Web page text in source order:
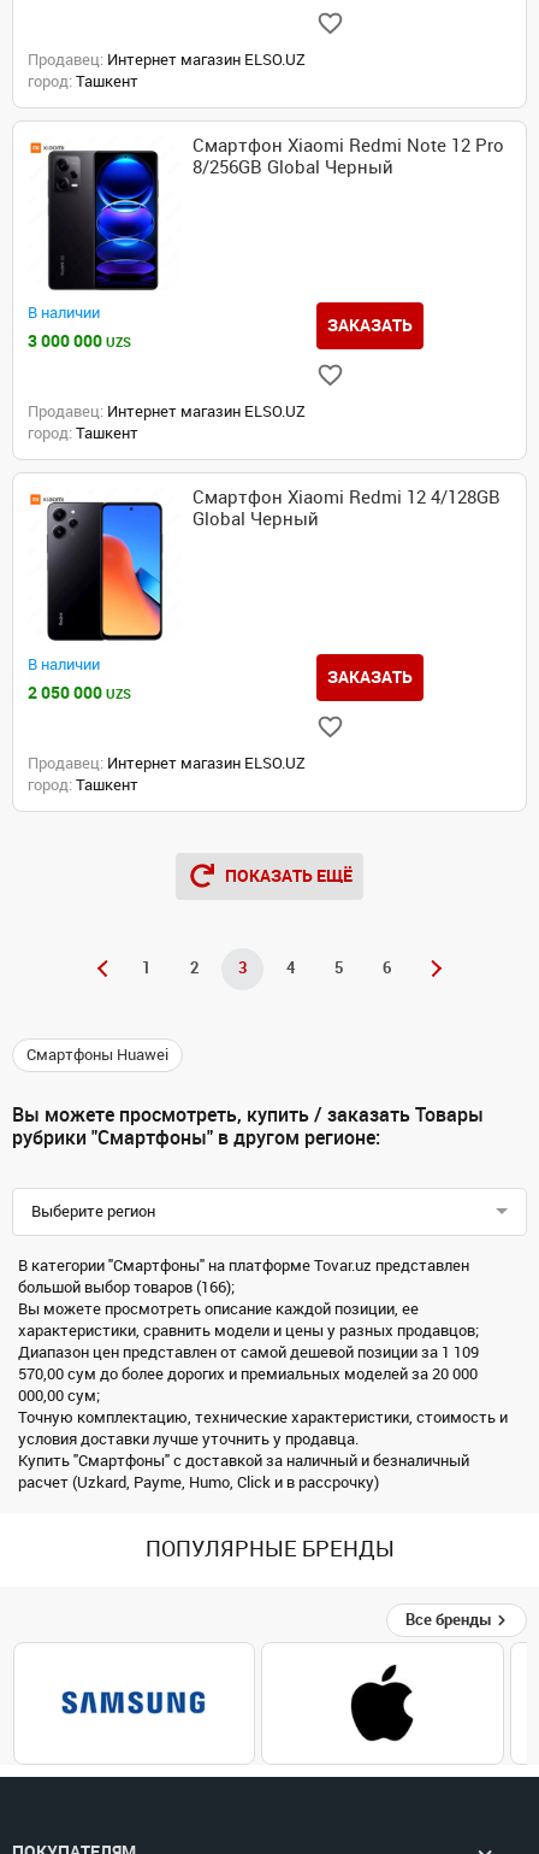
Продавец: Интернет магазин ELSO.UZ
город: Ташкент
Смартфон Xiaomi Redmi Note 12 Pro
8/256GB Global Черный
В наличии
3 000 000 UZS
ЗАКАЗАТЬ
Продавец: Интернет магазин ELSO.UZ
город: Ташкент
Смартфон Xiaomi Redmi 12 4/128GB
Global Черный
В наличии
2 050 000 UZS
ЗАКАЗАТЬ
Продавец: Интернет магазин ELSO.UZ
город: Ташкент
ПОКАЗАТЬ ЕЩЁ
1 2 3 4 5 6
Смартфоны Huawei
Вы можете просмотреть, купить / заказать Товары
рубрики "Смартфоны" в другом регионе:
Выберите регион
В категории "Смартфоны" на платформе Tovar.uz представлен
большой выбор товаров (166);
Вы можете просмотреть описание каждой позиции, ее
характеристики, сравнить модели и цены у разных продавцов;
Диапазон цен представлен от самой дешевой позиции за 1 109
570,00 сум до более дорогих и премиальных моделей за 20 000
000,00 сум;
Точную комплектацию, технические характеристики, стоимость и
условия доставки лучше уточнить у продавца.
Купить "Смартфоны" с доставкой за наличный и безналичный
расчет (Uzkard, Payme, Humo, Click и в рассрочку)
ПОПУЛЯРНЫЕ БРЕНДЫ
Все бренды